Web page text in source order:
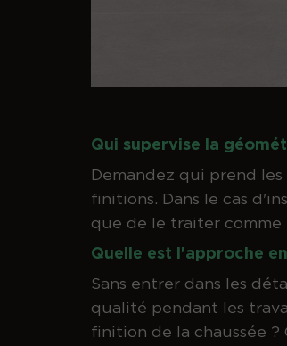
Qui supervise la
Demandez qui prend
finitions. Dans le cas
que de le traiter comme
Quelle est l'approche
Sans entrer dans les
qualité pendant les
finition de la chaussée